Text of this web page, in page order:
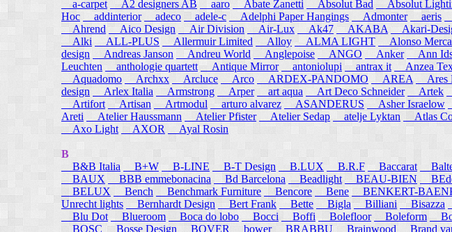
a-carpet
A2 designers AB aaro Abate Zanetti Absolut Bad Absolut
Hoc
addinterior adeco adele-c Adelphi Paper Hangings Admonter aeris
Ahrend
Aico Design Air Division Air-Lux Ak47 AKABA Akari-
Alki
ALL-PLUS Allermuir Limited Alloy ALMA LIGHT Alonso
design
Andreas Janson Andreu World Anglepoise ANGO Anker Ann
Leuchten
anthologie quartett Antique Mirror antoniolupi antrax it Anzea
Aquadomo
Archxx Arcluce Arco ARDEX-PANDOMO AREA Ares
design
Arlex Italia Armstrong Arper art aqua Art Deco Schneider Artek
Artifort
Artisan Artmodul arturo alvarez ASANDERUS Asher Israelow
Areti
Atelier Haussmann Atelier Pfister Atelier Sedap atelje Lyktan Atlas
Axo Light
AXOR Ayal Rosin
B
B&B Italia
B+W B-LINE B-T Design B.LUX B.R.F Baccarat
BAUX
BBB emmebonacina Bd Barcelona Beadlight BEAU-BIEN
BELUX
Bench Benchmark Furniture Bencore Bene BENKERT-
Unrecht lights
Bernhardt Design Bert Frank Bette Bigla Billiani Bisazza
Blu Dot
Blueroom Boca do lobo Bocci Boffi Bolefloor Boleform
BOSC Bosse Design BOVER bower BRABBU Brainwood Brand